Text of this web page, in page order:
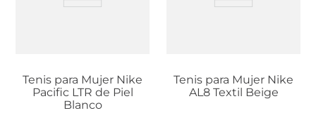
Tenis para Mujer Nike
Pacific LTR de Piel
Blanco
Tenis para Mujer Nike
AL8 Textil Beige